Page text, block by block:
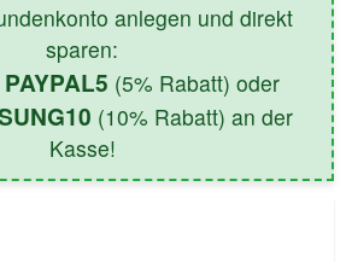
anlegen und direkt
sparen:
PAYPAL5 (5% Rabatt) oder
(10% Rabatt) an der
Kasse!